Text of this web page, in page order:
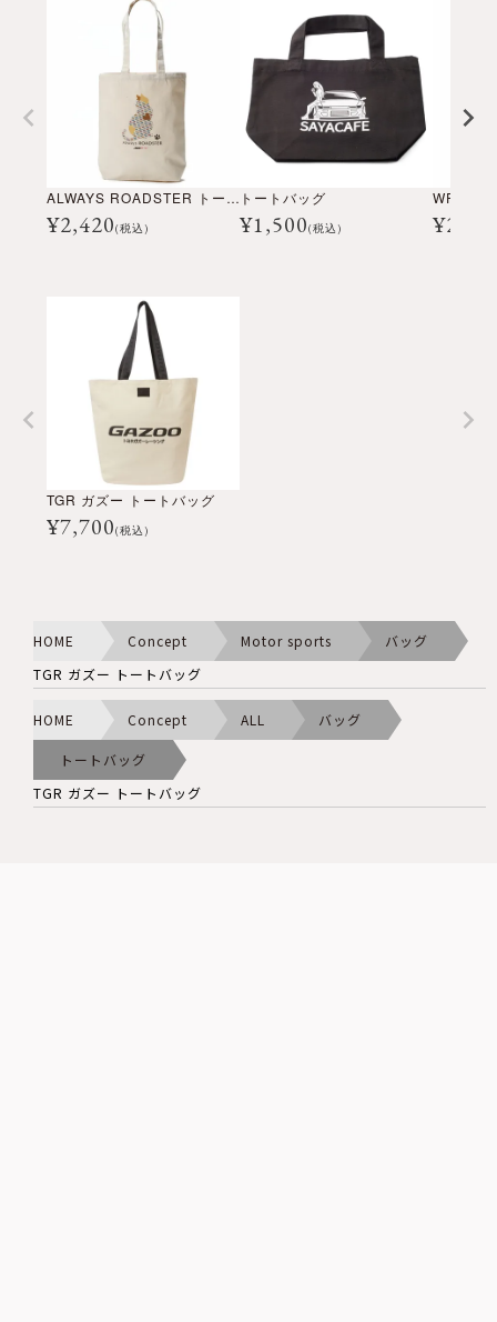
ALWAYS ROADSTER トートバッグ
¥2,420(税込)
トートバッグ
¥1,500(税込)
WRC ト
¥
TGR ガズー トートバッグ
¥7,700(税込)
HOME Concept Motor sports
バッグ
TGR ガズー トートバッグ
HOME Concept ALL バッグ
トートバッグ
TGR ガズー トートバッグ